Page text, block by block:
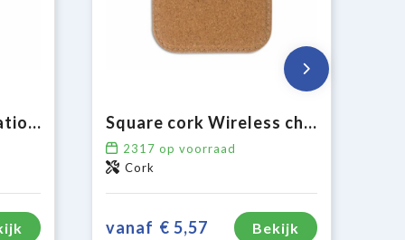
Draadloos oplaadstation bamboe 5W Square cork Wireless charger 5W
2317 op voorraad
Cork
vanaf € 5,57 Bekijk